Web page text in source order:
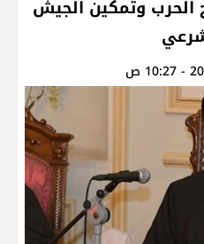
الحرب وتمكين الجيش